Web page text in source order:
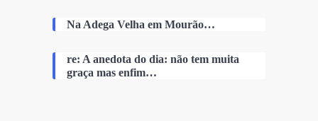
Na Adega Velha em Mourão…
re: A anedota do dia: não tem muita
graça mas enfim…